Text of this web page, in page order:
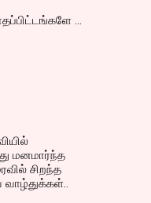
...
மனமார்ந்த
சிறந்த